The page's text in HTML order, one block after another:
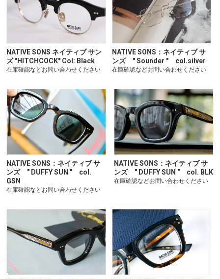
NATIVE SONS ネイティブ サン
ズ "HITCHCOCK" Col: Black
在庫確認などお問い合わせください
NATIVE SONS：ネイティブ サ
ンズ " Sounder " col.silver
在庫確認などお問い合わせください
NATIVE SONS：ネイティブ サ
ンズ " DUFFY SUN " col.
GSN
在庫確認などお問い合わせください
NATIVE SONS：ネイティブ サ
ンズ " DUFFY SUN " col. BLK
在庫確認などお問い合わせください